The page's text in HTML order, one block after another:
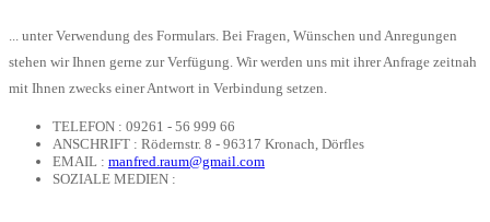
... unter Verwendung des Formulars. Bei Fragen, Wünschen und Anregungen
stehen wir Ihnen gerne zur Verfügung. Wir werden uns mit ihrer Anfrage zeitnah
mit Ihnen zwecks einer Antwort in Verbindung setzen.
TELEFON : 09261 - 56 999 66
ANSCHRIFT : Rödernstr. 8 - 96317 Kronach, Dörfles
EMAIL : manfred.raum@gmail.com
SOZIALE MEDIEN :